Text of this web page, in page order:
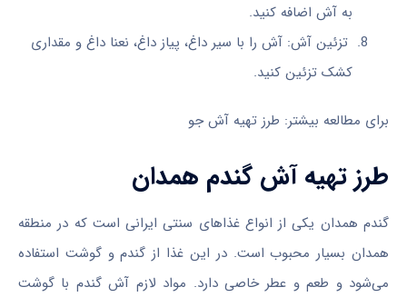
به آش اضافه کنید.
تزئین آش: آش را با سیر داغ، پیاز داغ، نعنا داغ و مقداری
کشک تزئین کنید.
برای مطالعه بیشتر: طرز تهیه آش جو
طرز تهیه آش گندم همدان
گندم همدان یکی از انواع غذاهای سنتی ایرانی است که در منطقه
همدان بسیار محبوب است. در این غذا از گندم و گوشت استفاده
می‌شود و طعم و عطر خاصی دارد. مواد لازم آش گندم با گوشت